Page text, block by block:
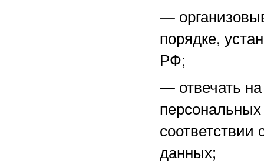
—
порядке,
РФ;
— отвечать
данных;